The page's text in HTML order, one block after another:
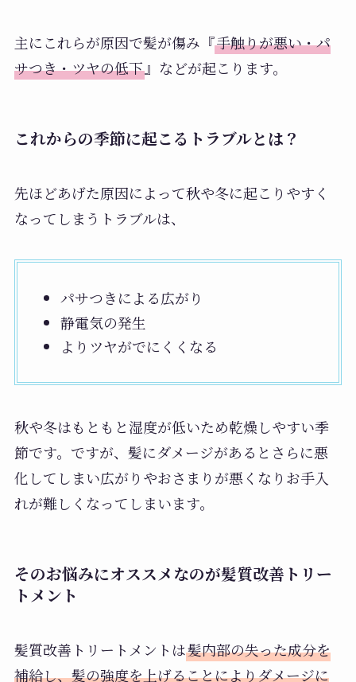
主にこれらが原因で髪が傷み『手触りが悪い・パ
サつき・ツヤの低下』などが起こります。
これからの季節に起こるトラブルとは？
先ほどあげた原因によって秋や冬に起こりやすく
なってしまうトラブルは、
パサつきによる広がり
静電気の発生
よりツヤがでにくくなる
秋や冬はもともと湿度が低いため乾燥しやすい季
節です。ですが、髪にダメージがあるとさらに悪
化してしまい広がりやおさまりが悪くなりお手入
れが難しくなってしまいます。
そのお悩みにオススメなのが髪質改善トリー
トメント
髪質改善トリートメントは髪内部の失った成分を
補給し、髪の強度を上げることによりダメージに